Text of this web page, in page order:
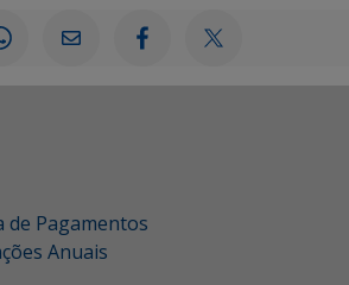
de Pagamentos
Anuais